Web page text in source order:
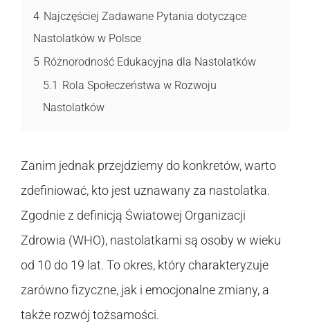
4 Najczęściej Zadawane Pytania dotyczące
Nastolatków w Polsce
5 Różnorodność Edukacyjna dla Nastolatków
5.1 Rola Społeczeństwa w Rozwoju
Nastolatków
Zanim jednak przejdziemy do konkretów, warto
zdefiniować, kto jest uznawany za nastolatka.
Zgodnie z definicją Światowej Organizacji
Zdrowia (WHO), nastolatkami są osoby w wieku
od 10 do 19 lat. To okres, który charakteryzuje
zarówno fizyczne, jak i emocjonalne zmiany, a
także rozwój tożsamości.